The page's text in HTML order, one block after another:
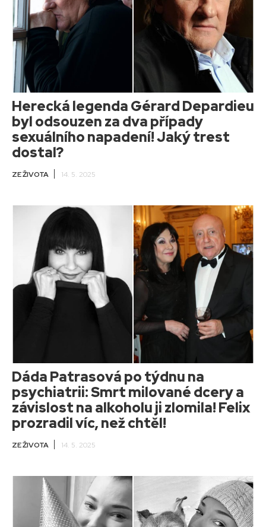
Herecká legenda Gérard Depardieu
byl odsouzen za dva případy
sexuálního napadení! Jaký trest
dostal?
ZE ŽIVOTA 14. 5. 2025
Dáda Patrasová po týdnu na
psychiatrii: Smrt milované dcery a
závislost na alkoholu ji zlomila! Felix
prozradil víc, než chtěl!
ZE ŽIVOTA 14. 5. 2025